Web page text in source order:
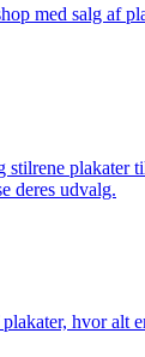
med salg af
plakater
deres udvalg.
hvor alt